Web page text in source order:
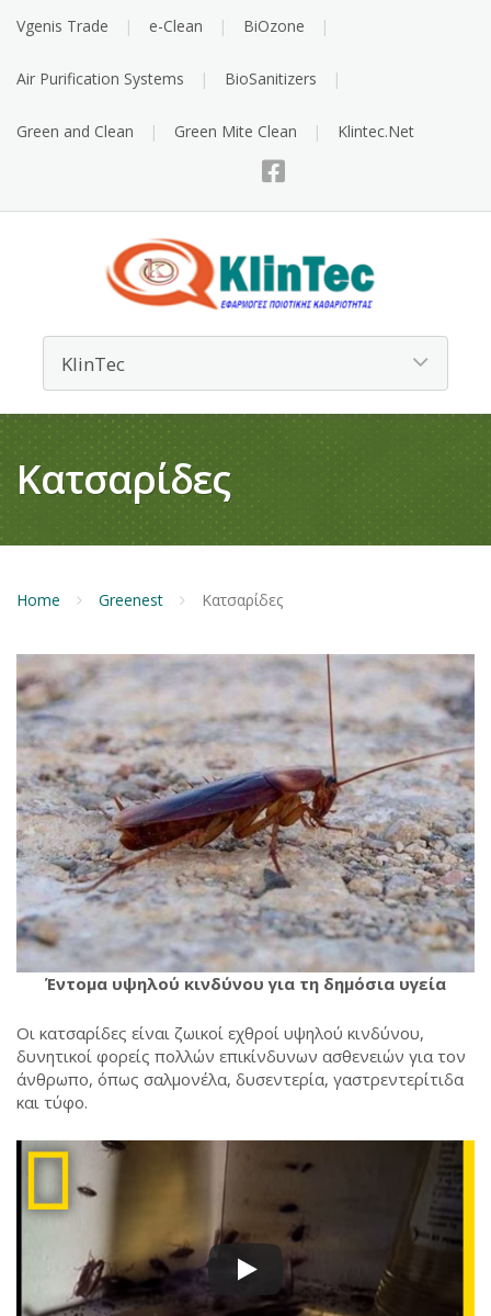
Vgenis Trade e-Clean BiOzone
Air Purification Systems BioSanitizers
Green and Clean Green Mite Clean Klintec.Net
Κατσαρίδες
Home Greenest Κατσαρίδες
Έντομα υψηλού κινδύνου για τη δημόσια υγεία
Οι κατσαρίδες είναι ζωικοί εχθροί υψηλού κινδύνου,
δυνητικοί φορείς πολλών επικίνδυνων ασθενειών για τον
άνθρωπο, όπως σαλμονέλα, δυσεντερία, γαστρεντερίτιδα
και τύφο.